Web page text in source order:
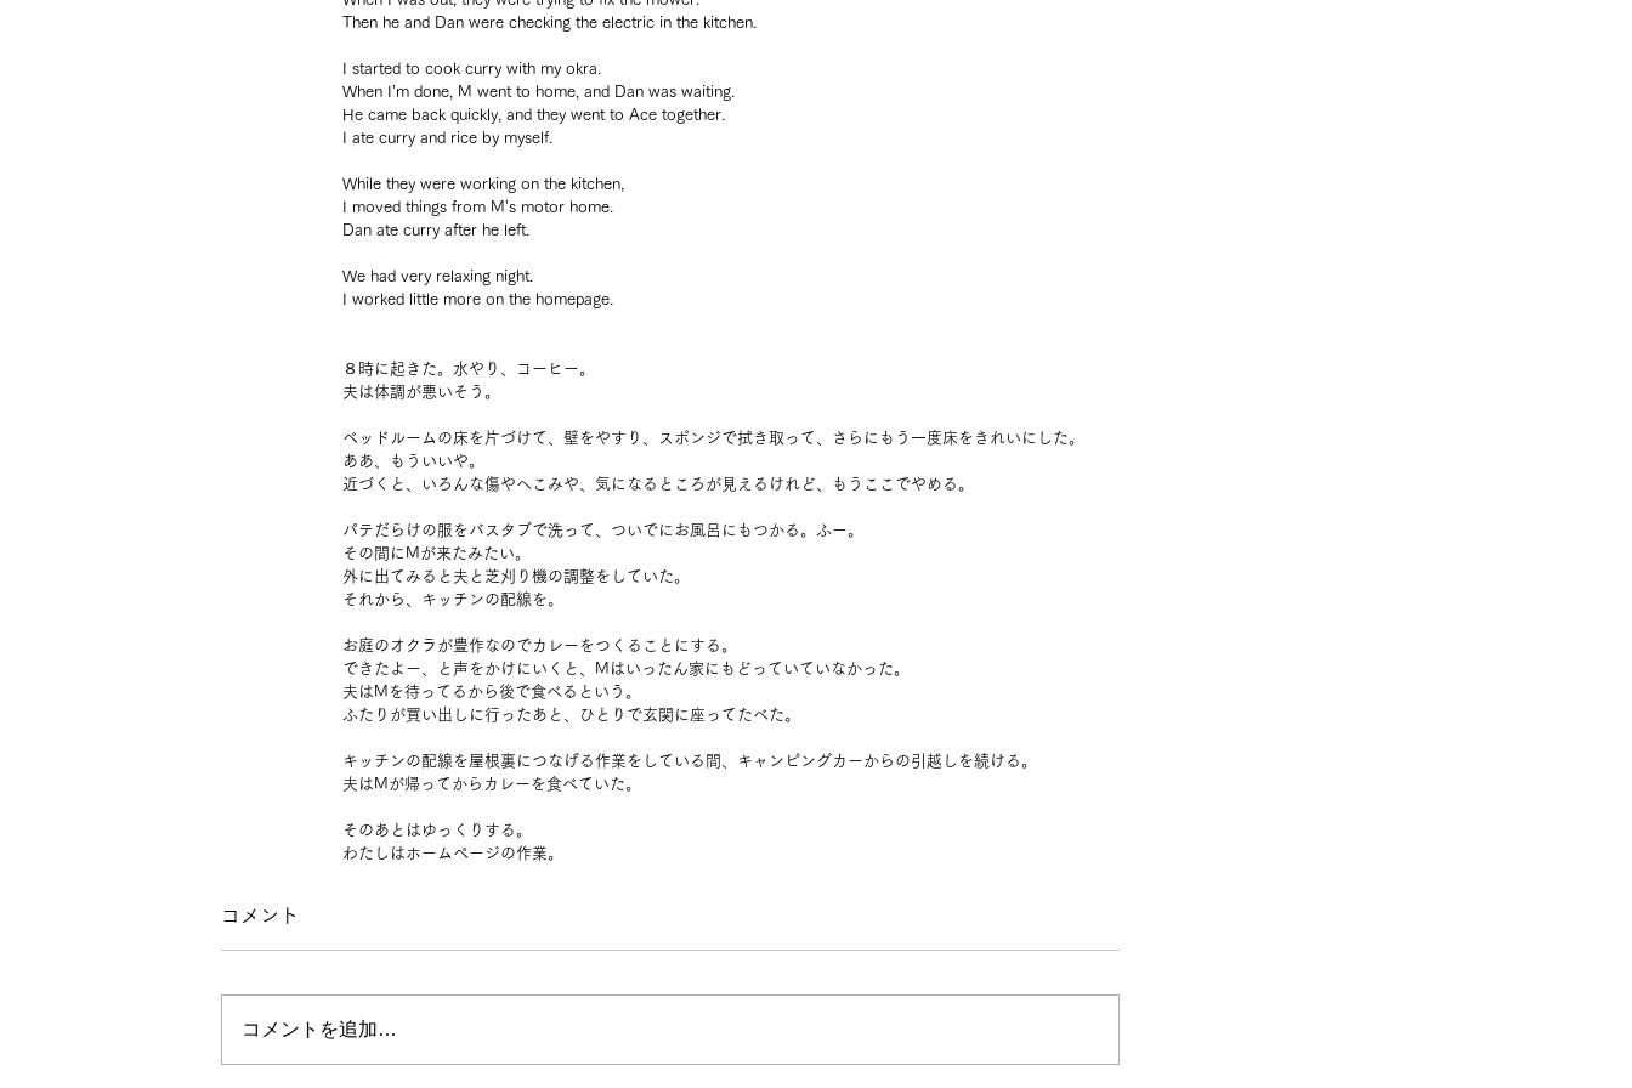
Then he and Dan were checking the electric in the kitchen.
I started to cook curry with my okra.
When I’m done, M went to home, and Dan was waiting.
He came back quickly, and they went to Ace together.
I ate curry and rice by myself.
While they were working on the kitchen,
I moved things from M’s motor home.
Dan ate curry after he left.
We had very relaxing night.
I worked little more on the homepage.
８時に起きた。水やり、コーヒー。
夫は体調が悪いそう。
ベッドルームの床を片づけて、壁をやすり、スポンジで拭き取って、さらにもう一度床をきれいにした。
ああ、もういいや。
近づくと、いろんな傷やへこみや、気になるところが見えるけれど、もうここでやめる。
パテだらけの服をバスタブで洗って、ついでにお風呂にもつかる。ふー。
その間にMが来たみたい。
外に出てみると夫と芝刈り機の調整をしていた。
それから、キッチンの配線を。
お庭のオクラが豊作なのでカレーをつくることにする。
できたよー、と声をかけにいくと、Mはいったん家にもどっていていなかった。
夫はMを待ってるから後で食べるという。
ふたりが買い出しに行ったあと、ひとりで玄関に座ってたべた。
キッチンの配線を屋根裏につなげる作業をしている間、キャンピングカーからの引越しを続ける。
夫はMが帰ってからカレーを食べていた。
そのあとはゆっくりする。
わたしはホームページの作業。
コメント
コメントを追加…